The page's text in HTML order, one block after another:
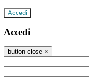
Accedi
Accedi
button close ×